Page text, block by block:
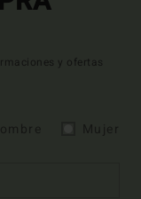
y ofertas